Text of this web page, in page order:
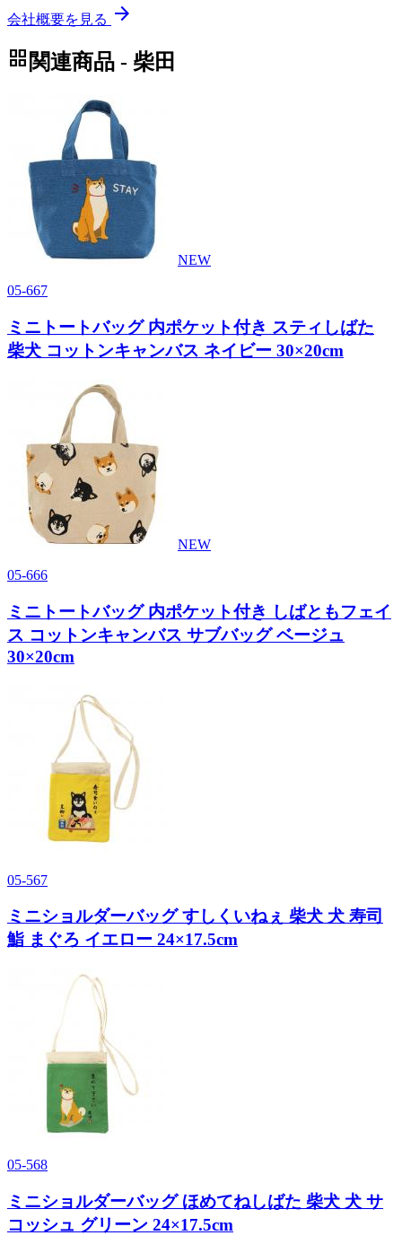
会社概要を見る arrow_forward
grid_view 関連商品 - 柴田
NEW
05-667
ミニトートバッグ 内ポケット付き スティしばた
柴犬 コットンキャンバス ネイビー 30×20cm
NEW
05-666
ミニトートバッグ 内ポケット付き しばともフェイ
ス コットンキャンバス サブバッグ ベージュ
30×20cm
05-567
ミニショルダーバッグ すしくいねぇ 柴犬 犬 寿司
鮨 まぐろ イエロー 24×17.5cm
05-568
ミニショルダーバッグ ほめてねしばた 柴犬 犬 サ
コッシュ グリーン 24×17.5cm